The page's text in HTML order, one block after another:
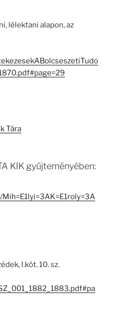
lélektani alapon, az
Tára
KIK gyűjteményében:
l.köt. 10. sz.